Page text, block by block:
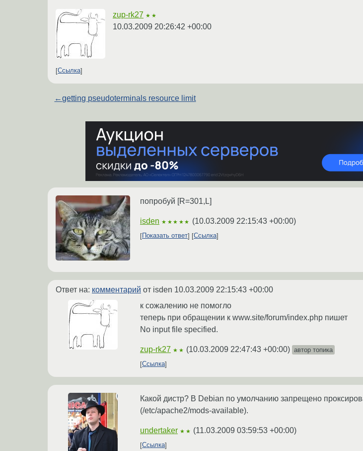
zup-rk27 ★★
10.03.2009 20:26:42 +00:00
Ссылка
←getting pseudoterminals resource limit
попробуй [R=301,L]
isden ★★★★★ (10.03.2009 22:15:43 +00:00)
Показать ответ Ссылка
Ответ на: комментарий от isden 10.03.2009 22:15:43 +00:00
к сожалению не помогло
теперь при обращении к www.site/forum/index.php пишет
No input file specified.
zup-rk27 ★★ (10.03.2009 22:47:43 +00:00) автор топика
Ссылка
Какой дистр? В Debian по умолчанию запрещено
(/etc/apache2/mods-available).
undertaker ★★ (11.03.2009 03:59:53 +00:00)
Ссылка